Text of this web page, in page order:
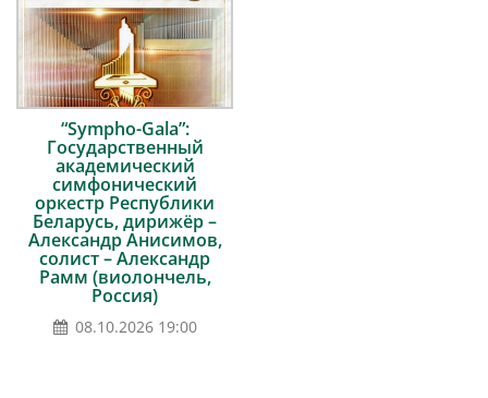
“Sympho-Gala”:
Государственный
академический
симфонический
оркестр Республики
Беларусь, дирижёр –
Александр Анисимов,
солист – Александр
Рамм (виолончель,
Россия)
08.10.2026 19:00